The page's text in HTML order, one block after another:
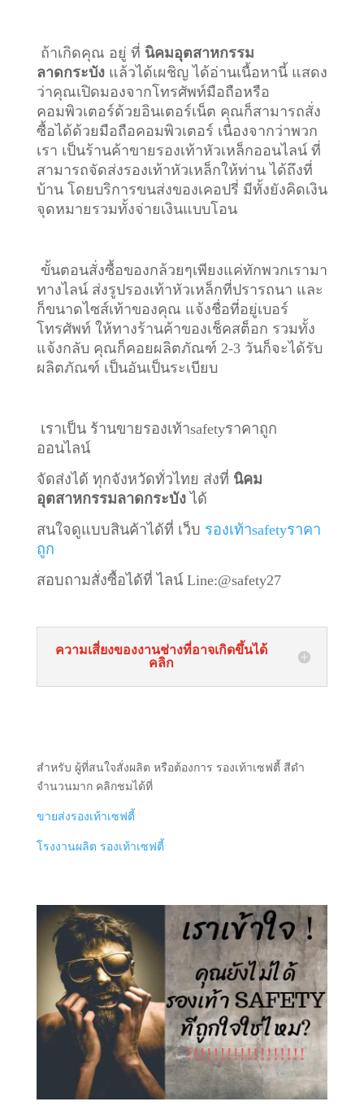
ถ้าเกิดคุณ อยู่ ที่ นิคมอุตสาหกรรม
ลาดกระบังแล้วได้เผชิญ ได้อ่านเนื้อหานี้ แสดง
ว่าคุณเปิดมองจากโทรศัพท์มือถือหรือ
คอมพิวเตอร์ด้วยอินเตอร์เน็ต คุณก็สามารถสั่ง
ซื้อได้ด้วยมือถือคอมพิวเตอร์ เนื่องจากว่าพวก
เรา เป็นร้านค้าขายรองเท้าหัวเหล็กออนไลน์ ที่
สามารถจัดส่งรองเท้าหัวเหล็กให้ท่าน ได้ถึงที่
บ้าน โดยบริการขนส่งของเคอปรี่ มีทั้งยังคิดเงิน
จุดหมายรวมทั้งจ่ายเงินแบบโอน
ขั้นตอนสั่งซื้อของกล้วยๆเพียงแค่ทักพวกเรามา
ทางไลน์ ส่งรูปรองเท้าหัวเหล็กที่ปรารถนา และ
ก็ขนาดไซส์เท้าของคุณ แจ้งชื่อที่อยู่เบอร์
โทรศัพท์ ให้ทางร้านค้าของเช็คสต็อก รวมทั้ง
แจ้งกลับ คุณก็คอยผลิตภัณฑ์ 2-3 วันก็จะได้รับ
ผลิตภัณฑ์ เป็นอันเป็นระเบียบ
เราเป็น ร้านขายรองเท้าsafetyราคาถูก
ออนไลน์
จัดส่งได้ ทุกจังหวัดทั่วไทย ส่งที่ นิคม
อุตสาหกรรมลาดกระบังได้
สนใจดูแบบสินค้าได้ที่ เว็บ รองเท้าsafetyราคา
ถูก
สอบถามสั่งซื้อได้ที่ ไลน์ Line:@safety27
ความเสี่ยงของงานช่างที่อาจเกิดขึ้นได้
คลิก
สำหรับ ผู้ที่สนใจสั่งผลิต หรือต้องการ รองเท้าเซฟตี้ สีดำ
จำนวนมาก คลิกชมได้ที่
ขายส่งรองเท้าเซฟตี้
โรงงานผลิต รองเท้าเซฟตี้